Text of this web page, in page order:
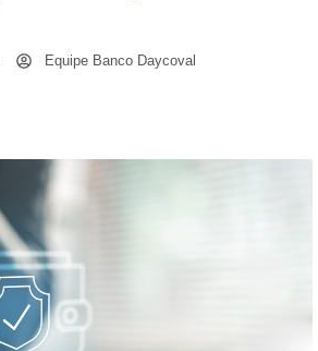
Equipe Banco Daycoval